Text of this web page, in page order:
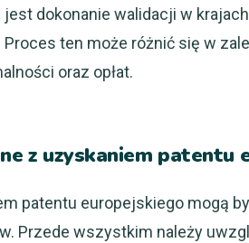
dokonanie walidacji w
ten może różnić się w
oraz opłat.
z uzyskaniem patentu
patentu europejskiego mogą
Przede wszystkim należy